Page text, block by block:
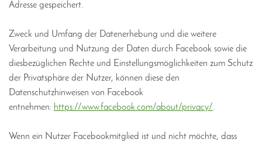
Adresse gespeichert.
Zweck und Umfang der Datenerhebung und die weitere
Verarbeitung und Nutzung der Daten durch Facebook sowie die
diesbezüglichen Rechte und Einstellungsmöglichkeiten zum Schutz
der Privatsphäre der Nutzer, können diese den
Datenschutzhinweisen von Facebook
entnehmen: https://www.facebook.com/about/privacy/.
Wenn ein Nutzer Facebookmitglied ist und nicht möchte, dass